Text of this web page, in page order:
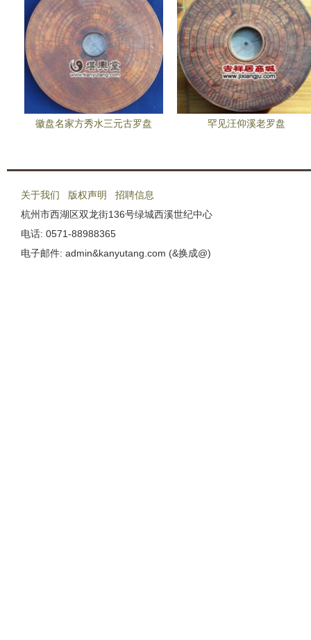
徽盘名家方秀水三元古罗盘 罕见汪仰溪老罗盘
关于我们 版权声明
招聘信息
杭州市西湖区双龙街136号绿城西溪世纪中心
电话: 0571-88988365
电子邮件: admin&kanyutang.com (&换成@)